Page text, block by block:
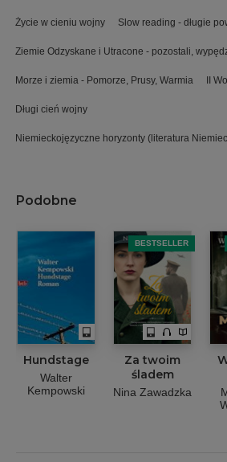
Życie w cieniu wojny Slow reading - długie
Ziemie Odzyskane i Utracone - pozostali,
Morze i ziemia - Pomorze, Prusy, Warmia II
Długi cień wojny
Niemieckojęzyczne horyzonty (literatura
Podobne
Hundstage
Walter
Kempowski
BESTSELLER
Za twoim
śladem
Nina Zawadzka